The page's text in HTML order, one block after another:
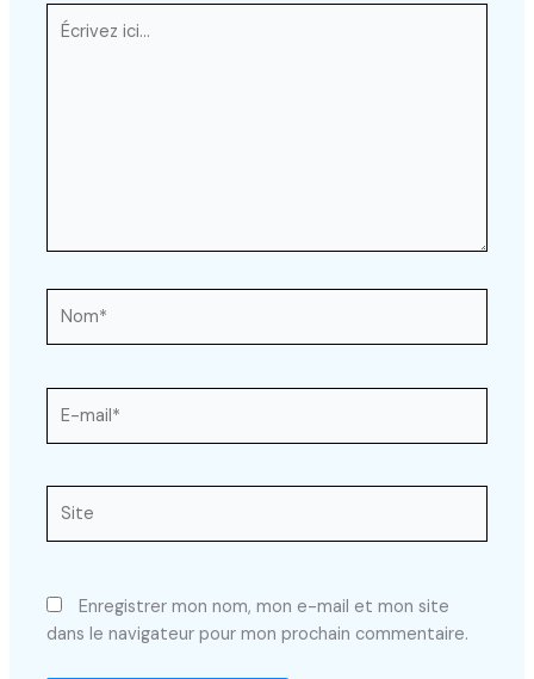
Écrivez
ici…
mail*
Enregistrer mon nom, mon e-mail et mon site
dans le navigateur pour mon prochain commentaire.